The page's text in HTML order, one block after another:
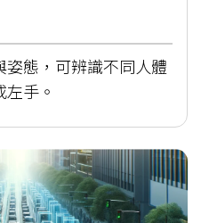
態，可辨識不同人體
手。